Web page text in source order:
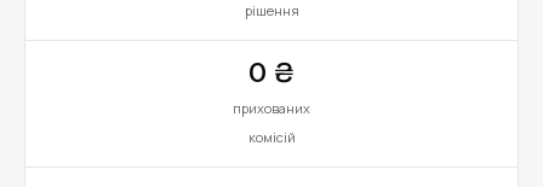
рішення
0 ₴
прихованих
комісій